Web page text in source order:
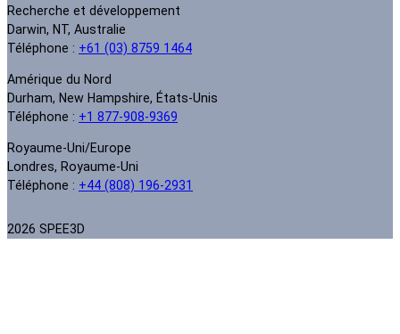
Recherche et développement
Darwin, NT, Australie
Téléphone : +61 (03) 8759 1464
Amérique du Nord
Durham, New Hampshire, États-Unis
Téléphone : +1 877-908-9369
Royaume-Uni/Europe
Londres, Royaume-Uni
Téléphone : +44 (808) 196-2931
2026 SPEE3D